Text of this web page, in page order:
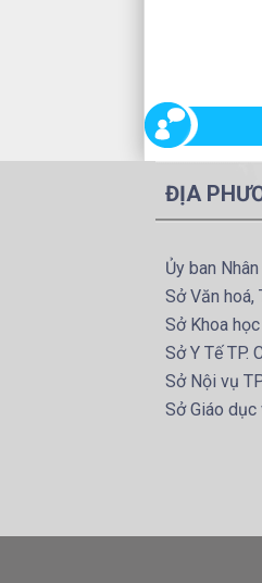
ĐỊA
Ủy ban
Sở Văn hoá,
Sở Khoa
Sở Y Tế TP.
Sở Nội vụ
Sở Giáo